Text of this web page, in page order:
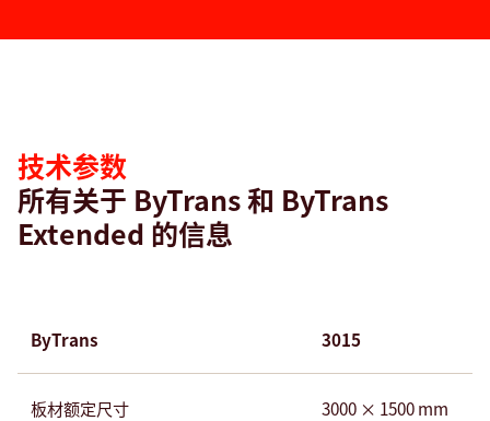
技术参数
所有关于 ByTrans 和 ByTrans
Extended 的信息
ByTrans 3015
板材额定尺寸 3000 × 1500 mm